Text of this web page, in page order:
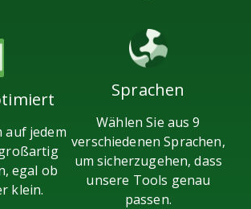
auf jedem
egal ob
klein.
Sprachen
Wählen Sie aus 9
verschiedenen Sprachen,
um sicherzugehen, dass
unsere Tools genau
passen.